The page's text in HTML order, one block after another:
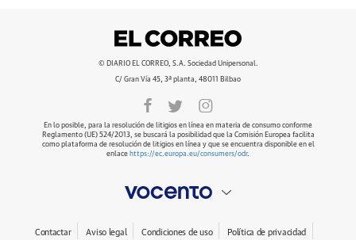
© DIARIO EL CORREO, S.A. Sociedad Unipersonal.
C/ Gran Vía 45, 3ª planta, 48011 Bilbao
En lo posible, para la resolución de litigios en línea en materia de consumo conforme
Reglamento (UE) 524/2013, se buscará la posibilidad que la Comisión Europea facilita
como plataforma de resolución de litigios en línea y que se encuentra disponible en el
enlace https://ec.europa.eu/consumers/odr.
Contactar Aviso legal Condiciones de uso Política de privacidad